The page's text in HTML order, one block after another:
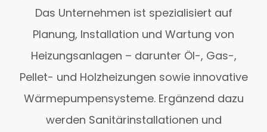
Das Unternehmen ist spezialisiert auf
Planung, Installation und Wartung von
Heizungsanlagen – darunter Öl-, Gas-,
Pellet- und Holzheizungen sowie innovative
Wärmepumpensysteme. Ergänzend dazu
werden Sanitärinstallationen und